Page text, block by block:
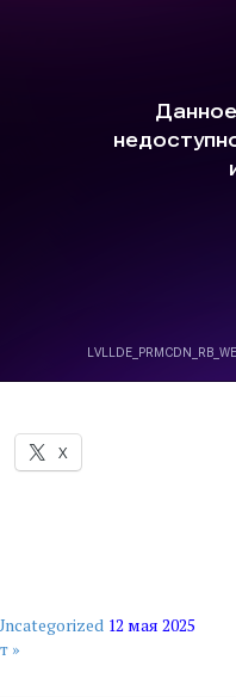
X
12 мая 2025
»